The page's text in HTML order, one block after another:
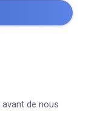
avant de nous